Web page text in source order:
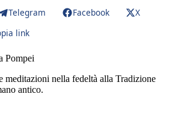
Telegram Facebook
X
link
Pompei
meditazioni nella fedeltà alla Tradizione
antico.